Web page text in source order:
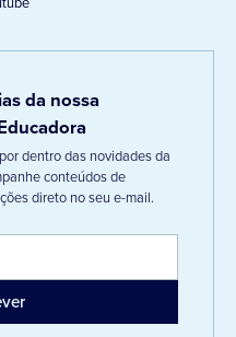
da nossa
dentro das novidades da
conteúdos de
direto no seu e-mail.